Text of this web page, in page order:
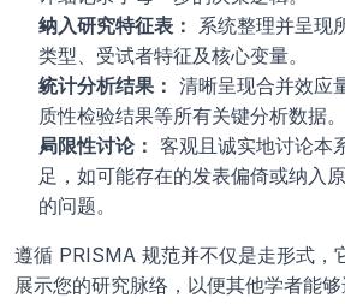
纳入研究特征表： 系统整理并呈现
类型、受试者特征及核心变量。
统计分析结果： 清晰呈现合并效应
质性检验结果等所有关键分析数据。
局限性讨论： 客观且诚实地讨论本
足，如可能存在的发表偏倚或纳入
的问题。
遵循 PRISMA 规范并不仅是走形式，
展示您的研究脉络，以便其他学者能